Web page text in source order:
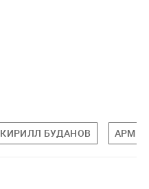
КИРИЛЛ БУДАНОВ АРМИЯ